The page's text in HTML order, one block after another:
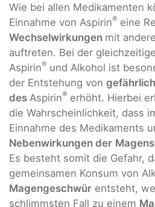
Wie bei allen Medikamenten
Einnahme von Aspirin® eine
Wechselwirkungen mit
auftreten. Bei der
Aspirin® und Alkohol ist
der Entstehung von
des Aspirin® erhöht. Hierbei
die Wahrscheinlichkeit, dass
Einnahme des Medikaments
Nebenwirkungen der
Es besteht somit die Gefahr,
gemeinsamen Konsum von
Magengeschwür entsteht,
schlimmsten Fall zu einem